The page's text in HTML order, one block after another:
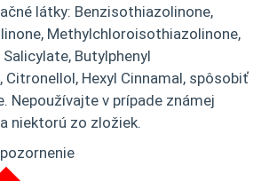
látky: Benzisothiazolinone,
Methylchloroisothiazolinone,
Butylphenyl
Citronellol, Hexyl Cinnamal, spôsobiť
Nepoužívajte v prípade známej
niektorú zo zložiek.